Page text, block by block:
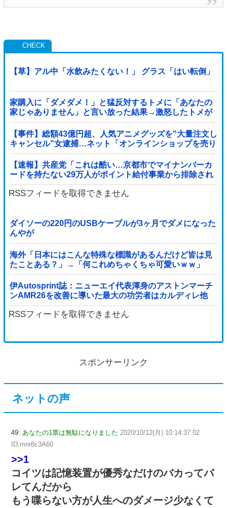
【草】アル中「水飲みたくない！」 グラス「はい転倒」
家購入に「ダメダメ！」と猛反対するトメに「あなたの
家じゃありません」と言い放った結果→激怒したトメが
自ら〇〇を口にして最高の展開へｗｗｗｗｗｗ
【事件】総額43億円超、人気アニメグッズを"大量注文し
キャンセル"女逮捕…ネット「オンラインショップを売り
切れ状態にして商品相場を操作してたので...
【速報】共産党「これは酷い…京都市でマイナンバーカ
ードを持たない29万人がポイント給付事業から排除され
た」
RSSフィードを取得できません
ダイソーの220円のUSBケーブルが3ヶ月でダメになった
んやが
海外「日本にはこんな特殊な標識があるんだけど皆は見
たことある？」→「何これめちゃくちゃ可愛いｗｗ」
【海外の反応】
伊Autosprint誌：ニューエイ代表渾身のアストンマーチ
ンAMR26を改善に導いた最大の功労者はカルディレ他
RSSフィードを取得できません
スポンサーリンク
ネットの声
49: あなたの1票は無駄になりました 2020/10/12(月) 10:14:37.02
ID:mnr8c3A60
>>1
コイツは記憶装置が優秀なだけのバカってバ
レてんだから
もう喋らない方が人生へのダメージ少なくて